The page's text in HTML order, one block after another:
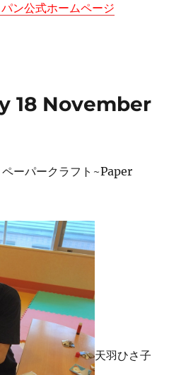
ン公式ホームページ
18 November
ペーパークラフト~Paper
天羽ひさ子